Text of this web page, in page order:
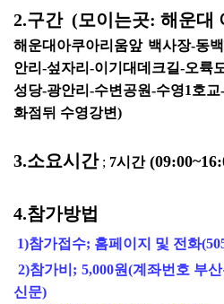
2.구간 (모이는곳: 해운대
해운대아쿠아리움앞 백사장-동
안리-섶자리-이기대데크길-오륙
성당-광안리-수변공원-수영1호
화점뒤 수영강변)
3.소요시간; 7시간
4.참가방법
1)참가접수; 홈페이지 및 전화
2)참가비; 5,000원(계좌번호 부산
신문)